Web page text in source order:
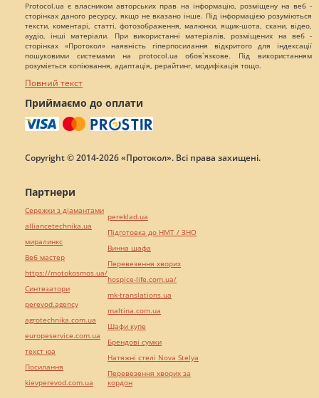
Protocol.ua є власником авторських прав на інформацію, розміщену на веб -
сторінках даного ресурсу, якщо не вказано інше. Під інформацією розуміються
тексти, коментарі, статті, фотозображення, малюнки, ящик-шота, скани, відео,
аудіо, інші матеріали. При використанні матеріалів, розміщених на веб -
сторінках «Протокол» наявність гіперпосилання відкритого для індексації
пошуковими системами на protocol.ua обов`язкове. Під використанням
розуміється копіювання, адаптація, рерайтинг, модифікація тощо.
Повний текст
Приймаємо до оплати
Copyright © 2014-2026 «Протокол». Всі права захищені.
Партнери
Сережки з діамантами
alliancetechnika.ua
миралинкс
Веб мастер
https://motokosmos.ua/
Синтезатори
perevod.agency
agrotechnika.com.ua
europeservice.com.ua
текст юа
Посилання
kievperevod.com.ua
pereklad.ua
Підготовка до НМТ / ЗНО
Винна шафа
Перевезення хворих
hospice-life.com.ua/
mk-translations.ua
maltina.com.ua
Шафи купе
Брендові сумки
Натяжні стелі Nova Stelya
Перевезення хворих за
кордон